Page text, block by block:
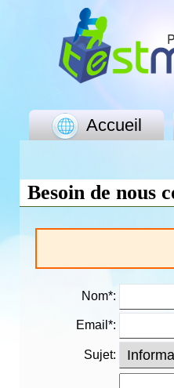
Accueil
Besoin de nous
Nom*:
Email*:
Sujet: